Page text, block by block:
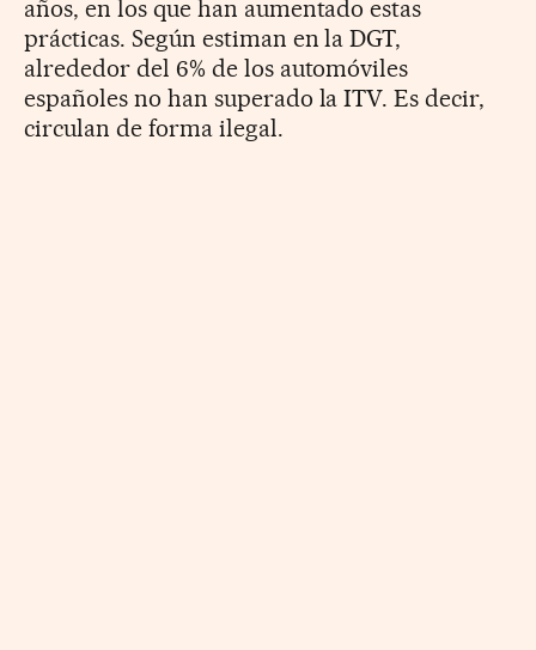
años, en los que han aumentado estas
prácticas. Según estiman en la DGT,
alrededor del 6% de los automóviles
españoles no han superado la ITV. Es decir,
circulan de forma ilegal.